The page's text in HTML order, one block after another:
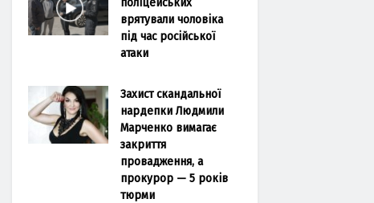
врятували чоловіка
під час російської
атаки
Захист скандальної
нардепки Людмили
Марченко вимагає
закриття
провадження, а
прокурор — 5 років
тюрми